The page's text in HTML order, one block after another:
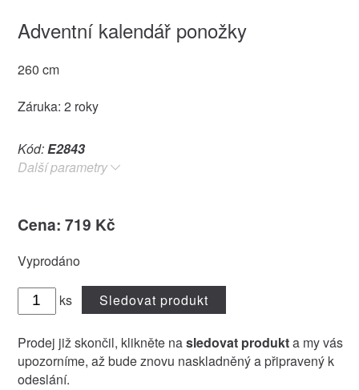
Adventní kalendář ponožky
260 cm
Záruka: 2 roky
Kód:E2843
Další parametry
Cena: 719 Kč
Vyprodáno
ks Sledovat produkt
Prodej již skončil, klikněte nasledovat produkta my vás
upozorníme, až bude znovu naskladněný a připravený k
odeslání.